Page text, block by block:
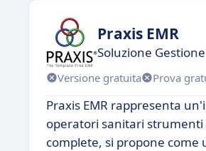
Praxis EMR
Soluzione
Versione gratuita Prova
Praxis EMR rappresenta
operatori sanitari strumenti
complete, si propone come